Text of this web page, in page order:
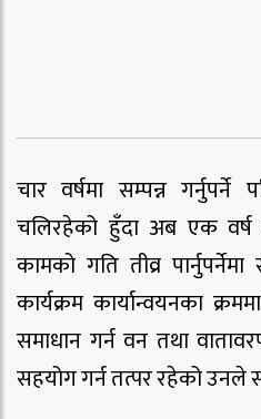
चार वर्षमा सम्पन्न गर्नुपर्ने
चलिरहेको हुँदा अब एक वर्ष
कामको गति तीव्र
कार्यक्रम कार्यान्वयनका
समाधान गर्न वन तथा
सहयोग गर्न तत्पर रहेको उनले